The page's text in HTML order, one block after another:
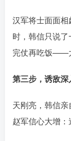
汉军将士面面
时，韩信只说了
完仗再吃饭——
第三步，诱敌深
天刚亮，韩信亲
赵军信心大增：